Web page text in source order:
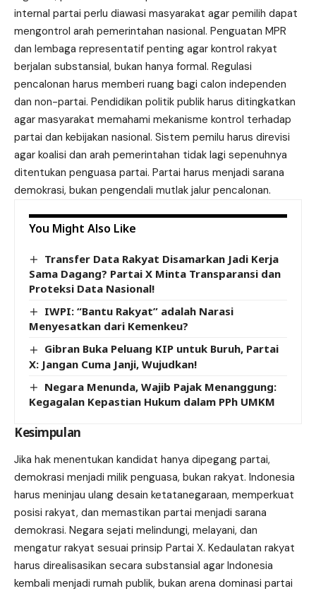
internal partai perlu diawasi masyarakat agar pemilih dapat
mengontrol arah pemerintahan nasional. Penguatan MPR
dan lembaga representatif penting agar kontrol rakyat
berjalan substansial, bukan hanya formal. Regulasi
pencalonan harus memberi ruang bagi calon independen
dan non-partai. Pendidikan politik publik harus ditingkatkan
agar masyarakat memahami mekanisme kontrol terhadap
partai dan kebijakan nasional. Sistem pemilu harus direvisi
agar koalisi dan arah pemerintahan tidak lagi sepenuhnya
ditentukan penguasa partai. Partai harus menjadi sarana
demokrasi, bukan pengendali mutlak jalur pencalonan.
You Might Also Like
Transfer Data Rakyat Disamarkan Jadi Kerja
Sama Dagang? Partai X Minta Transparansi dan
Proteksi Data Nasional!
IWPI: “Bantu Rakyat” adalah Narasi
Menyesatkan dari Kemenkeu?
Gibran Buka Peluang KIP untuk Buruh, Partai
X: Jangan Cuma Janji, Wujudkan!
Negara Menunda, Wajib Pajak Menanggung:
Kegagalan Kepastian Hukum dalam PPh UMKM
Kesimpulan
Jika hak menentukan kandidat hanya dipegang partai,
demokrasi menjadi milik penguasa, bukan rakyat. Indonesia
harus meninjau ulang desain ketatanegaraan, memperkuat
posisi rakyat, dan memastikan partai menjadi sarana
demokrasi. Negara sejati melindungi, melayani, dan
mengatur rakyat sesuai prinsip Partai X. Kedaulatan rakyat
harus direalisasikan secara substansial agar Indonesia
kembali menjadi rumah publik, bukan arena dominasi partai